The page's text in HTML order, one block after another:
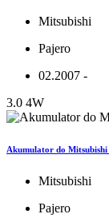
Mitsubishi
Pajero
02.2007 -
3.0 4W
Akumulator do
Mitsubishi
Pajero